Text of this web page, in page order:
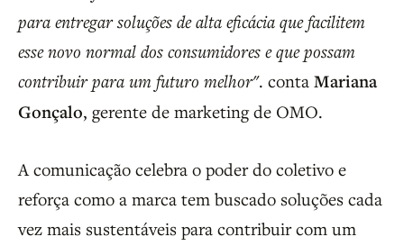
para entregar soluções de alta eficácia que facilitem
esse novo normal dos consumidores e que possam
contribuir para um futuro melhor". conta Mariana
Gonçalo, gerente de marketing de OMO.
A comunicação celebra o poder do coletivo e
reforça como a marca tem buscado soluções cada
vez mais sustentáveis para contribuir com um